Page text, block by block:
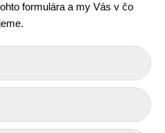
formulára a my Vás v čo